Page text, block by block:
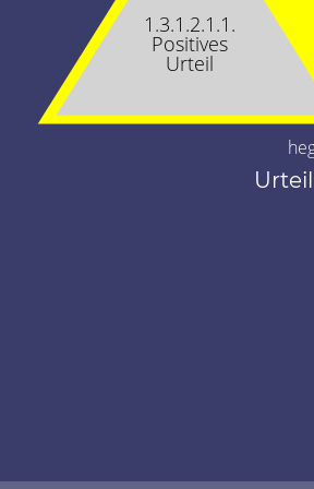
1.3.1.2.1.1.
Positives
Urteil